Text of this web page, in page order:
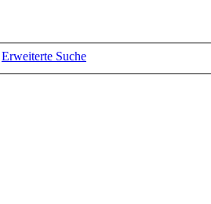
Erweiterte Suche